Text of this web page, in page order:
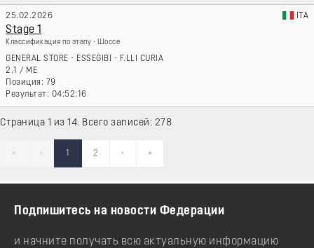
25.02.2026 ITA
Stage 1
Классификация по этапу - Шоссе
GENERAL STORE - ESSEGIBI - F.LLI CURIA
2.1 / ME
79
04:52:16
Страница 1 из 14. Всего записей: 278
« ‹ 1 2 › »
Подпишитесь на новости Федерации
и начните получать всю актуальную информацию